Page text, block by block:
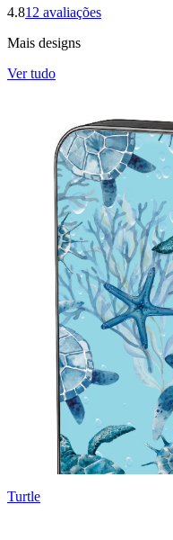
4.812 avaliações
Mais designs
Ver tudo
Turtle